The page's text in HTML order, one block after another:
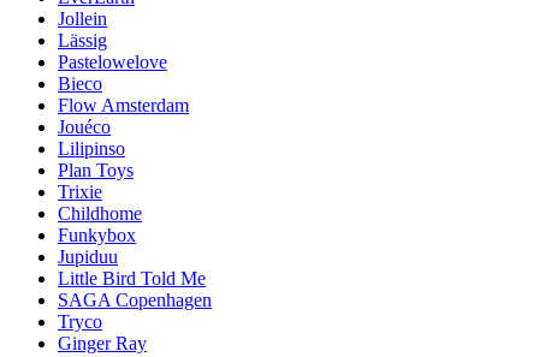
Jollein
Lässig
Pastelowelove
Bieco
Flow Amsterdam
Jouéco
Lilipinso
Plan Toys
Trixie
Childhome
Funkybox
Jupiduu
Little Bird Told Me
SAGA Copenhagen
Tryco
Ginger Ray